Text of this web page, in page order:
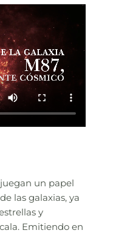
un papel
las galaxias, ya
y
Emitiendo en